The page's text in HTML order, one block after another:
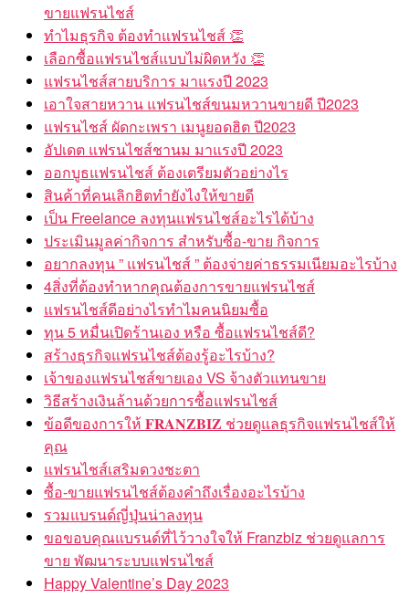
ขายแฟรนไชส์
ทำไมธุรกิจ ต้องทำแฟรนไชส์ 👏
เลือกซื้อแฟรนไชส์แบบไม่ผิดหวัง 👏
แฟรนไชส์สายบริการ มาแรงปี 2023
เอาใจสายหวาน แฟรนไชส์ขนมหวานขายดี ปี2023
แฟรนไชส์ ผัดกะเพรา เมนูยอดฮิต ปี2023
อัปเดต แฟรนไชส์ชานม มาแรงปี 2023
ออกบูธแฟรนไชส์ ต้องเตรียมตัวอย่างไร
สินค้าที่คนเลิกฮิตทำยังไงให้ขายดี
เป็น Freelance ลงทุนแฟรนไชส์อะไรได้บ้าง
ประเมินมูลค่ากิจการ สำหรับซื้อ-ขาย กิจการ
อยากลงทุน ” แฟรนไชส์ ” ต้องจ่ายค่าธรรมเนียมอะไรบ้าง
4สิ่งที่ต้องทำหากคุณต้องการขายแฟรนไชส์
แฟรนไชส์ดีอย่างไรทำไมคนนิยมซื้อ
ทุน 5 หมื่นเปิดร้านเอง หรือ ซื้อแฟรนไชส์ดี?
สร้างธุรกิจแฟรนไชส์ต้องรู้อะไรบ้าง?
เจ้าของแฟรนไชส์ขายเอง VS จ้างตัวแทนขาย
วิธีสร้างเงินล้านด้วยการซื้อแฟรนไชส์
ข้อดีของการให้ 𝐅𝐑𝐀𝐍𝐙𝐁𝐈𝐙 ช่วยดูแลธุรกิจแฟรนไชส์ให้
คุณ
แฟรนไชส์เสริมดวงชะตา
ซื้อ-ขายแฟรนไชส์ต้องคำถึงเรื่องอะไรบ้าง
รวมแบรนด์ญี่ปุ่นน่าลงทุน
ขอขอบคุณแบรนด์ที่ไว้วางใจให้ Franzbiz ช่วยดูแลการ
ขาย พัฒนาระบบแฟรนไชส์
Happy Valentine’s Day 2023